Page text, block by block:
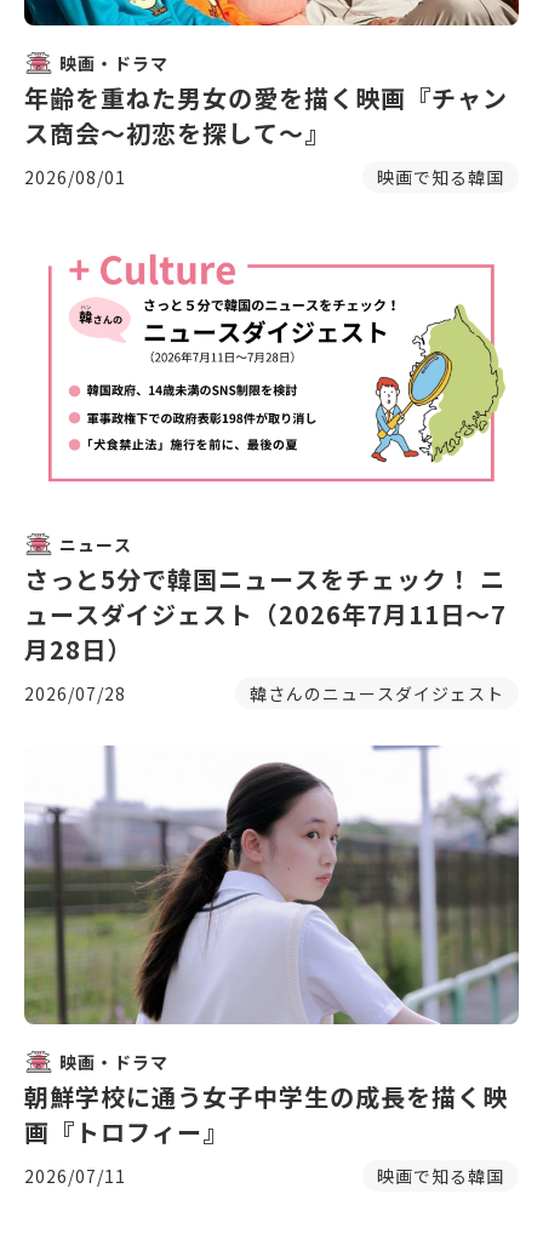
映画・ドラマ
年齢を重ねた男女の愛を描く映画『チャン
ス商会〜初恋を探して〜』
2026/08/01 映画で知る韓国
ニュース
さっと5分で韓国ニュースをチェック！ ニ
ュースダイジェスト（2026年7月11日～7
月28日）
2026/07/28 韓さんのニュースダイジェスト
映画・ドラマ
朝鮮学校に通う女子中学生の成長を描く映
画『トロフィー』
2026/07/11 映画で知る韓国